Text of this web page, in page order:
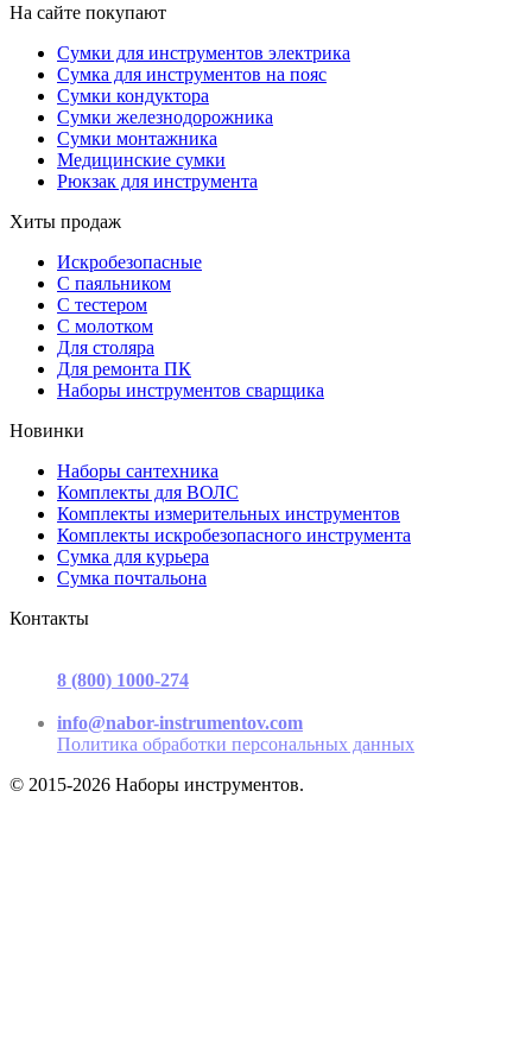
На сайте покупают
Сумки для инструментов электрика
Сумка для инструментов на пояс
Сумки кондуктора
Сумки железнодорожника
Сумки монтажника
Медицинские сумки
Рюкзак для инструмента
Хиты продаж
Искробезопасные
С паяльником
С тестером
С молотком
Для столяра
Для ремонта ПК
Наборы инструментов сварщика
Новинки
Наборы сантехника
Комплекты для ВОЛС
Комплекты измерительных инструментов
Комплекты искробезопасного инструмента
Сумка для курьера
Сумка почтальона
Контакты
8 (800) 1000-274
info@nabor-instrumentov.com
Политика обработки персональных данных
© 2015-2026 Наборы инструментов.